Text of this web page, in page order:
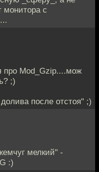
монитора с
про Mod_Gzip....мож
;)
после отстоя" ;)
мелкий" -
:)